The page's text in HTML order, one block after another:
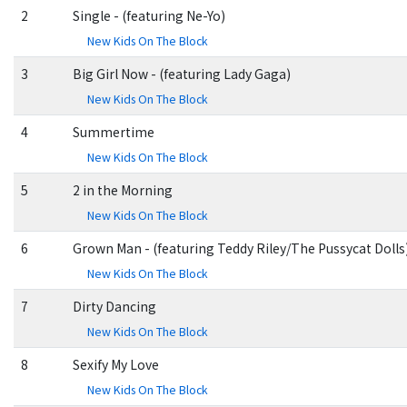
2 Single - (featuring Ne-Yo)
New Kids On The Block
3 Big Girl Now - (featuring Lady Gaga)
New Kids On The Block
4 Summertime
New Kids On The Block
5 2 in the Morning
New Kids On The Block
6 Grown Man - (featuring Teddy Riley/The Pussycat
New Kids On The Block
7 Dirty Dancing
New Kids On The Block
8 Sexify My Love
New Kids On The Block